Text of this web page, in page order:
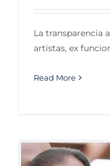
La transparencia
artistas, ex
Read More